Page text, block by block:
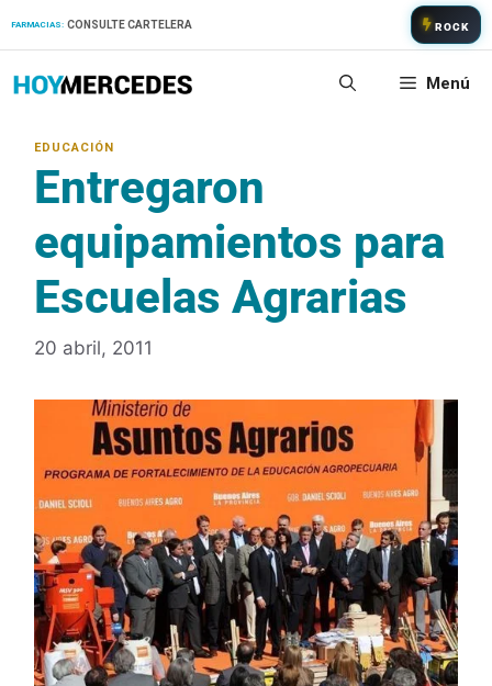
FARMACIAS: CONSULTE CARTELERA ROCK
Menú
Entregaron
equipamientos para
Escuelas Agrarias
20 abril, 2011